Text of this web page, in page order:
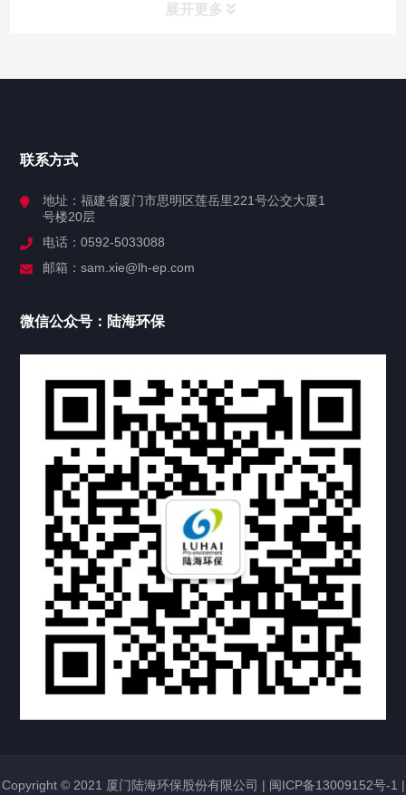
展开更多
网站导航
产品中心
新闻公告
投资者关系
联系我们
联系方式
地址：福建省厦门市思明区莲岳里221号公交大厦1
号楼20层
电话：0592-5033088
邮箱：sam.xie@lh-ep.com
微信公众号：陆海环保
Copyright © 2021 厦门陆海环保股份有限公司 | 闽ICP备13009152号-1 |